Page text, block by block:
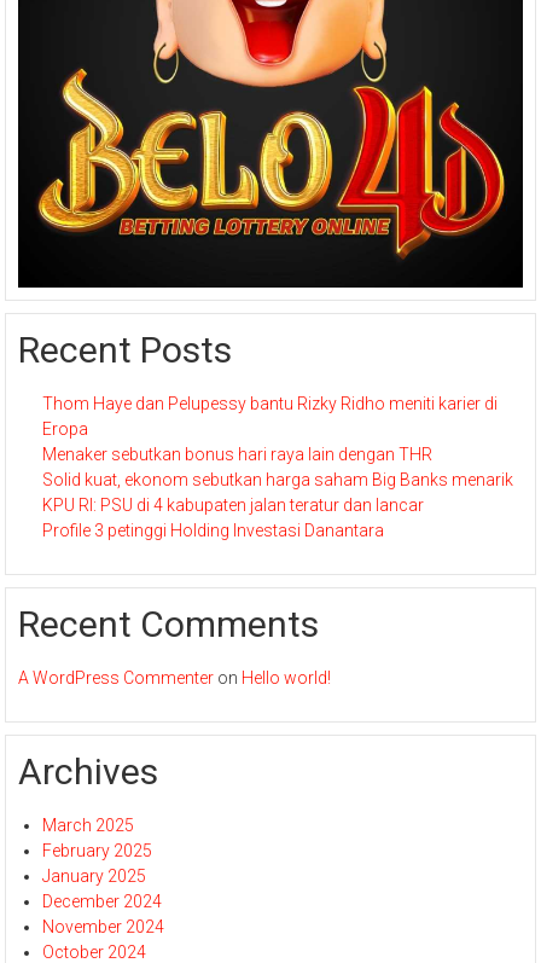
Recent Posts
Thom Haye dan Pelupessy bantu Rizky Ridho meniti karier di
Eropa
Menaker sebutkan bonus hari raya lain dengan THR
Solid kuat, ekonom sebutkan harga saham Big Banks menarik
KPU RI: PSU di 4 kabupaten jalan teratur dan lancar
Profile 3 petinggi Holding Investasi Danantara
Recent Comments
A WordPress Commenter on Hello world!
Archives
March 2025
February 2025
January 2025
December 2024
November 2024
October 2024